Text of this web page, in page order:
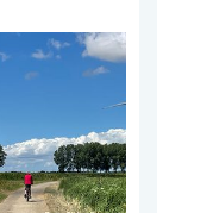
juli 2026
te trekken.